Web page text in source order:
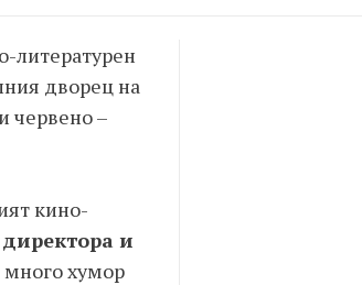
литературен
дворец на
червено –
кино-
директора и
много хумор